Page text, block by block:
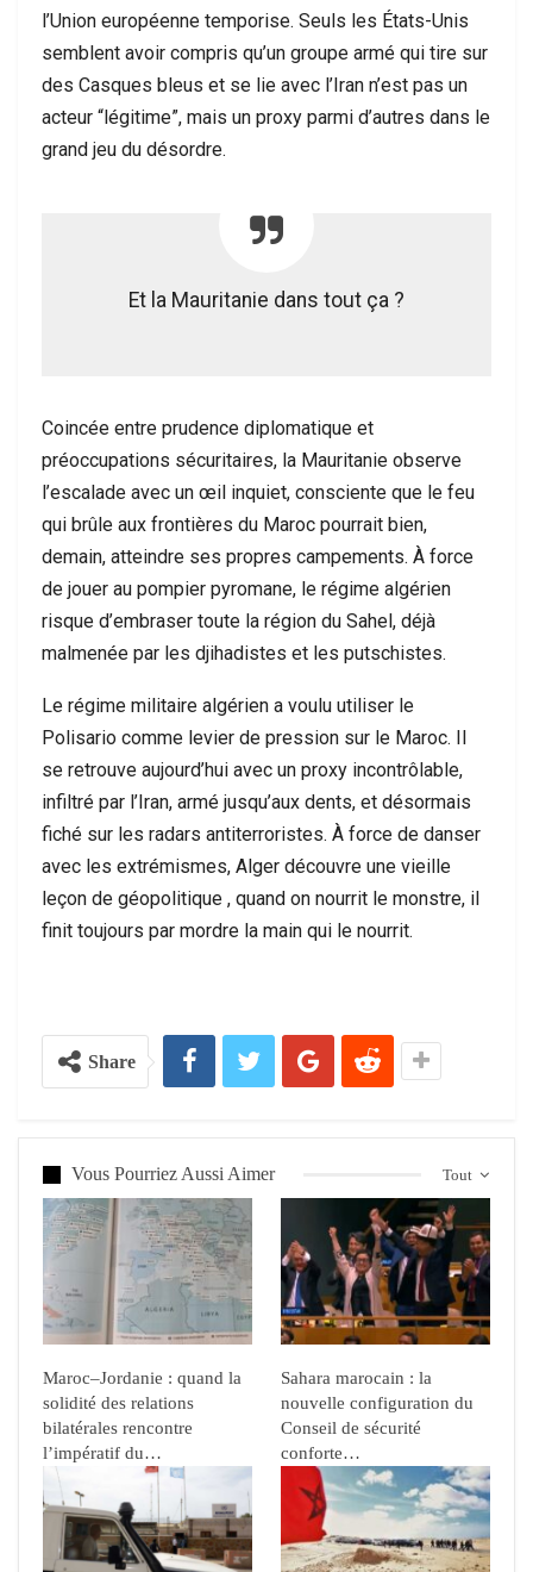
l’Union européenne temporise. Seuls les États-Unis
semblent avoir compris qu’un groupe armé qui tire sur
des Casques bleus et se lie avec l’Iran n’est pas un
acteur “légitime”, mais un proxy parmi d’autres dans le
grand jeu du désordre.
Et la Mauritanie dans tout ça ?
Coincée entre prudence diplomatique et
préoccupations sécuritaires, la Mauritanie observe
l’escalade avec un œil inquiet, consciente que le feu
qui brûle aux frontières du Maroc pourrait bien,
demain, atteindre ses propres campements. À force
de jouer au pompier pyromane, le régime algérien
risque d’embraser toute la région du Sahel, déjà
malmenée par les djihadistes et les putschistes.
Le régime militaire algérien a voulu utiliser le
Polisario comme levier de pression sur le Maroc. Il
se retrouve aujourd’hui avec un proxy incontrôlable,
infiltré par l’Iran, armé jusqu’aux dents, et désormais
fiché sur les radars antiterroristes. À force de danser
avec les extrémismes, Alger découvre une vieille
leçon de géopolitique , quand on nourrit le monstre, il
finit toujours par mordre la main qui le nourrit.
Share
Tout
Vous Pourriez Aussi Aimer
Maroc–Jordanie : quand la
solidité des relations
bilatérales rencontre
l’impératif du…
Sahara marocain : la
nouvelle configuration du
Conseil de sécurité
conforte…